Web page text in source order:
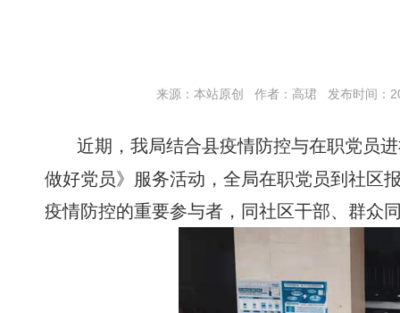
来源：本站原创 作者：高珺 发布时间：
近期，我局结合县疫情防控与在职党员
做好党员》服务活动，全局在职党员到社区
疫情防控的重要参与者，同社区干部、群众